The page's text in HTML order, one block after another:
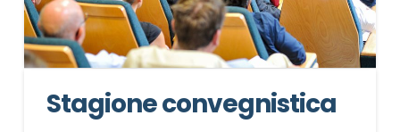
Stagione convegnistica